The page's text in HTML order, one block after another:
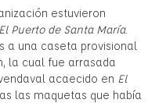
estuvieron
El Puerto de Santa María.
a una caseta provisional
la cual fue arrasada
acaecido en El
las maquetas que había